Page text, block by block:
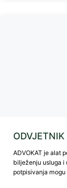
ODVJETNIK
ADVOKAT je alat
bilježenju usluga i
potpisivanja